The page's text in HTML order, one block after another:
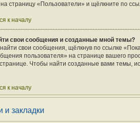
страницу «Пользователи» и щёлкните по
к началу
свои сообщения и созданные мной темы?
свои сообщения, щёлкнув по ссылке
пользователя» на странице вашего
Чтобы найти созданные вами темы,
к началу
и закладки